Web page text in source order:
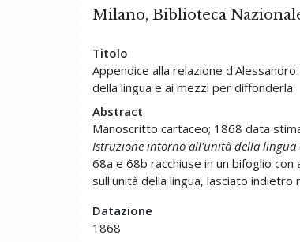
Milano, Biblioteca
Titolo
Appendice alla relazione
della lingua e ai mezzi per diffonderla
Abstract
Manoscritto cartaceo; 1868 data
Istruzione intorno all'unità della lingua
68a e 68b racchiuse in un bifoglio
sull'unità della lingua, lasciato indietro
Datazione
1868